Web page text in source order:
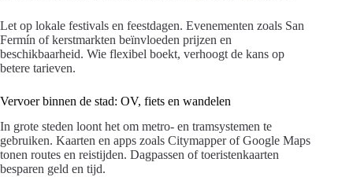
Let op lokale festivals en feestdagen. Evenementen zoals San
Fermín of kerstmarkten beïnvloeden prijzen en
beschikbaarheid. Wie flexibel boekt, verhoogt de kans op
betere tarieven.
Vervoer binnen de stad: OV, fiets en wandelen
In grote steden loont het om metro- en tramsystemen te
gebruiken. Kaarten en apps zoals Citymapper of Google Maps
tonen routes en reistijden. Dagpassen of toeristenkaarten
besparen geld en tijd.